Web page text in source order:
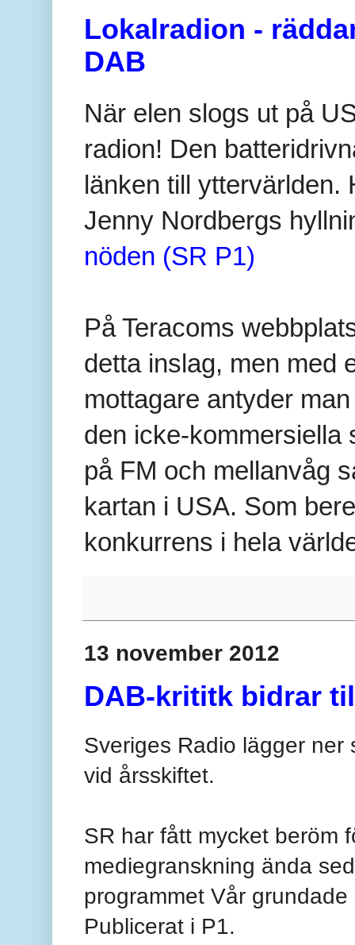
Lokalradion -
DAB
När elen slogs ut på
radion! Den
länken till
Jenny Nordbergs
nöden (SR P1)
På Teracoms
detta inslag, men med
mottagare antyder
den icke-kommersiella
på FM och mellanvåg
kartan i USA. Som
konkurrens i hela
13 november 2012
DAB-krititk bidrar
Sveriges Radio lägger ner
vid årsskiftet.
SR har fått mycket beröm
mediegranskning ända
programmet Vår
Publicerat i P1.